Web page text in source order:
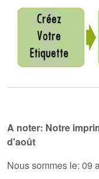
A noter: Notre
d'août
Nous sommes le: 09